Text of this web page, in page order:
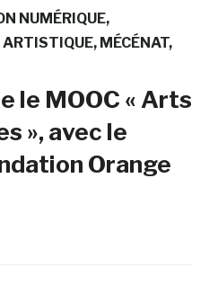
NUMÉRIQUE
ARTISTIQUE MÉCÉNAT
le MOOC « Arts
», avec le
Orange